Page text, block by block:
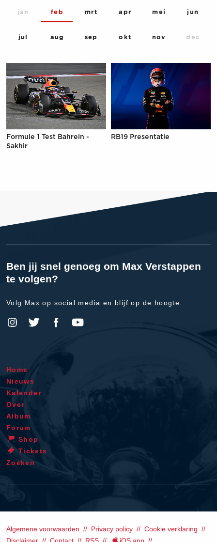
jan feb mrt apr mei jun
jul aug sep okt nov dec
Formule 1 Test Bahrein -
Sakhir
RB19 Presentatie
Ben jij snel genoeg om Max Verstappen
te volgen?
Volg Max op social media en blijf op de hoogte.
Home
Nieuws
Kalender
Over
Album
Forum
Shop
Tickets
Zoeken
Algemene voorwaarden Privacy policy
Cookie verklaring